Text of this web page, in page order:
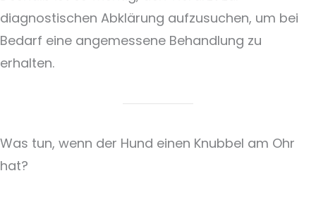
diagnostischen Abklärung aufzusuchen, um bei
Bedarf eine angemessene Behandlung zu
erhalten.
Was tun, wenn der Hund einen Knubbel am Ohr
hat?